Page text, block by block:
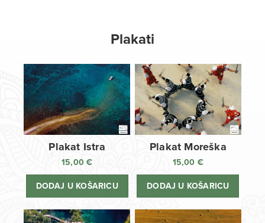
Plakati
Plakat Istra
15,00€
DODAJ U KOŠARICU
Plakat Moreška
15,00 €
DODAJ U KOŠARICU